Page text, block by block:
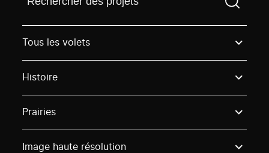
Trouvez un projetVous devez saisir un terme de
Tous les volets
Histoire
Prairies
Image haute résolution